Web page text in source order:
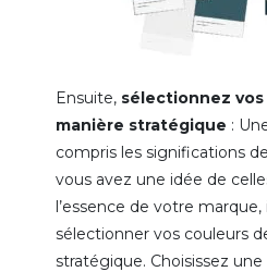
Ensuite, sélectionnez
manière stratégique :
compris les significations
vous avez une idée de
l’essence de votre
sélectionner vos couleurs
stratégique. Choisissez